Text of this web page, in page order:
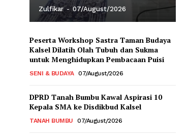
Zulfikar - 07/August/2026
Peserta Workshop Sastra Taman Budaya
Kalsel Dilatih Olah Tubuh dan Sukma
untuk Menghidupkan Pembacaan Puisi
SENI & BUDAYA 07/August/2026
DPRD Tanah Bumbu Kawal Aspirasi 10
Kepala SMA ke Disdikbud Kalsel
TANAH BUMBU 07/August/2026